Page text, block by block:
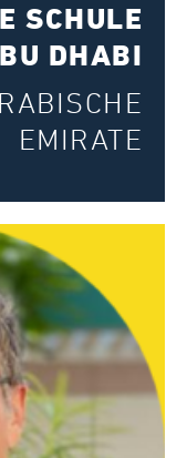
SCHULE
DHABI
EMIRATE